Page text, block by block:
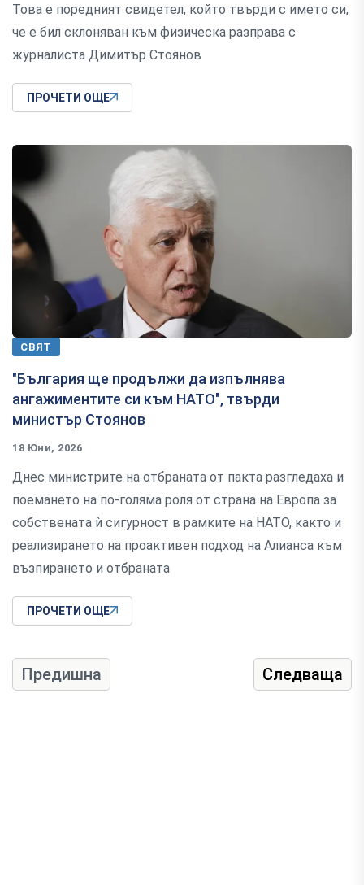
Това е поредният свидетел, който твърди с името си,
че е бил склоняван към физическа разправа с
журналиста Димитър Стоянов
ПРОЧЕТИ ОЩЕ
СВЯТ
"България ще продължи да изпълнява
ангажиментите си към НАТО", твърди
министър Стоянов
18 Юни, 2026
Днес министрите на отбраната от пакта разгледаха и
поемането на по-голяма роля от страна на Европа за
собствената ѝ сигурност в рамките на НАТО, както и
реализирането на проактивен подход на Алианса към
възпирането и отбраната
ПРОЧЕТИ ОЩЕ
Предишна Следваща